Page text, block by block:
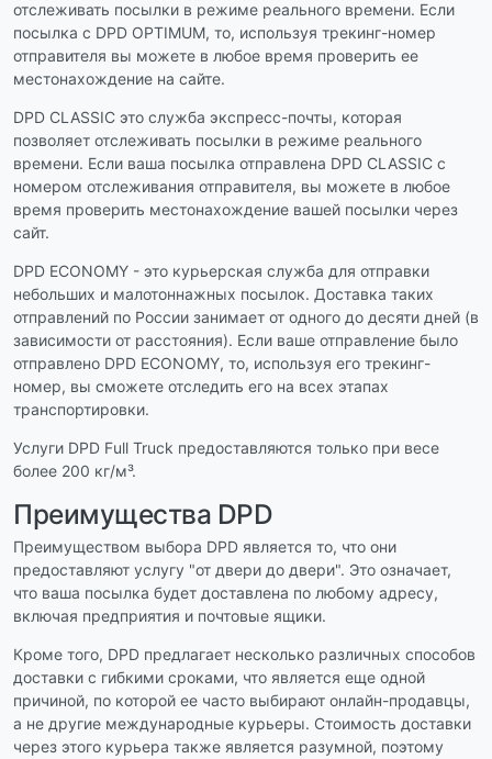
отслеживать посылки в режиме реального времени. Если
посылка с DPD OPTIMUM, то, используя трекинг-номер
отправителя вы можете в любое время проверить ее
местонахождение на сайте.
DPD CLASSIC это служба экспресс-почты, которая
позволяет отслеживать посылки в режиме реального
времени. Если ваша посылка отправлена DPD CLASSIC с
номером отслеживания отправителя, вы можете в любое
время проверить местонахождение вашей посылки через
сайт.
DPD ECONOMY - это курьерская служба для отправки
небольших и малотоннажных посылок. Доставка таких
отправлений по России занимает от одного до десяти дней (в
зависимости от расстояния). Если ваше отправление было
отправлено DPD ECONOMY, то, используя его трекинг-
номер, вы сможете отследить его на всех этапах
транспортировки.
Услуги DPD Full Truck предоставляются только при весе
более 200 кг/м³.
Преимущества DPD
Преимуществом выбора DPD является то, что они
предоставляют услугу "от двери до двери". Это означает,
что ваша посылка будет доставлена по любому адресу,
включая предприятия и почтовые ящики.
Кроме того, DPD предлагает несколько различных способов
доставки с гибкими сроками, что является еще одной
причиной, по которой ее часто выбирают онлайн-продавцы,
а не другие международные курьеры. Стоимость доставки
через этого курьера также является разумной, поэтому